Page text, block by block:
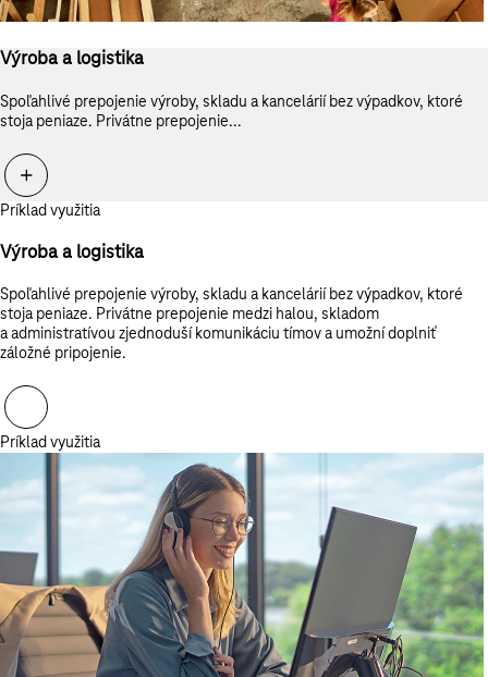
Výroba a logistika
Spoľahlivé prepojenie výroby, skladu a kancelárií bez výpadkov, ktoré
stoja peniaze. Privátne prepojenie...
Príklad využitia
Výroba a logistika
Spoľahlivé prepojenie výroby, skladu a kancelárií bez výpadkov, ktoré
stoja peniaze. Privátne prepojenie medzi halou, skladom
a administratívou zjednoduší komunikáciu tímov a umožní doplniť
záložné pripojenie.
Príklad využitia